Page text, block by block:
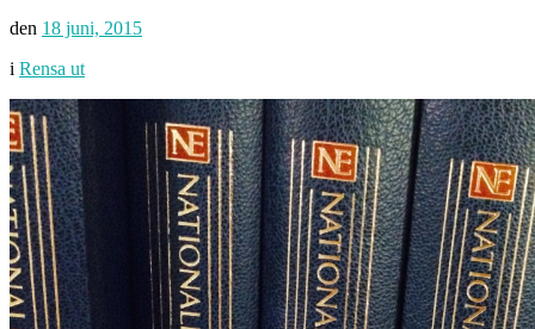
den 18 juni, 2015
i Rensa ut